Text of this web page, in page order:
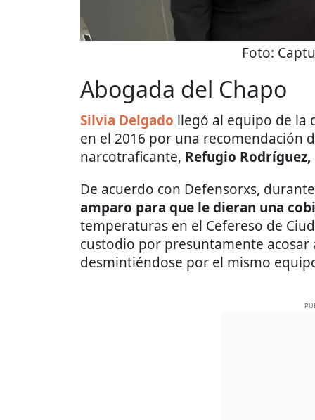
Foto:
Abogada del Chapo
Silvia Delgado llegó al equipo de la
en el 2016 por una recomendación
narcotraficante, Refugio Rodríguez,
De acuerdo con Defensorxs,
amparo para que le dieran una
temperaturas en el Cefereso de
custodio por presuntamente acosar
desmintiéndose por el mismo